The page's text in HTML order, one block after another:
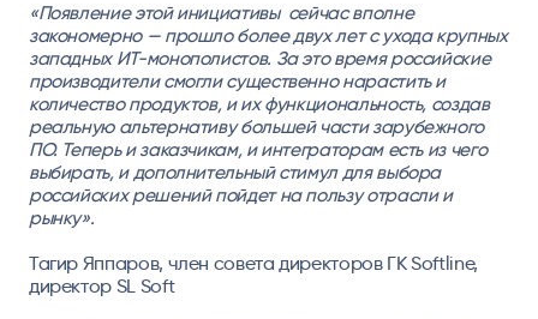
«Появление этой инициативы сейчас вполне
закономерно — прошло более двух лет с ухода крупных
западных ИТ-монополистов. За это время российские
производители смогли существенно нарастить и
количество продуктов, и их функциональность, создав
реальную альтернативу большей части зарубежного
ПО. Теперь и заказчикам, и интеграторам есть из чего
выбирать, и дополнительный стимул для выбора
российских решений пойдет на пользу отрасли и
рынку».
Тагир Яппаров, член совета директоров ГК Softline,
директор SL Soft